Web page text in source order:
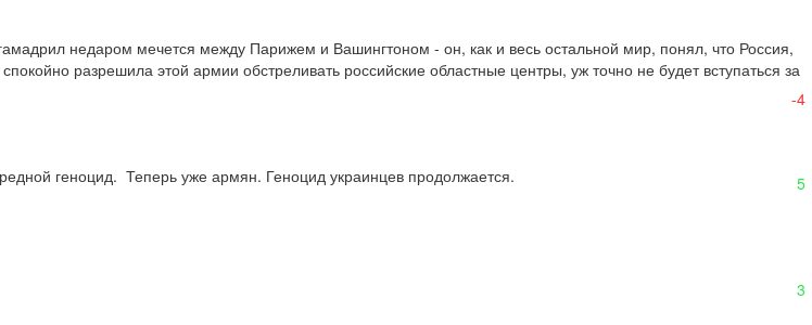
недаром мечется между Парижем и Вашингтоном - он, как и весь остальной мир, понял, что Россия,
разрешила этой армии обстреливать российские областные центры, уж точно не будет вступаться за
-4
геноцид.  Теперь уже армян. Геноцид украинцев продолжается. 5
3